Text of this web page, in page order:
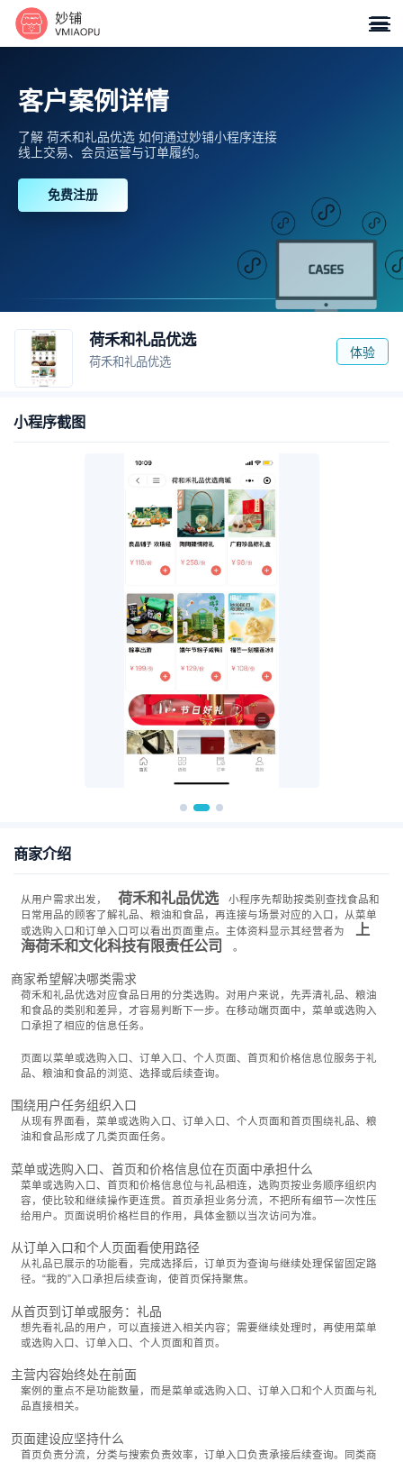

客户案例详情
了解 荷禾和礼品优选 如何通过妙铺小程序连接
线上交易、会员运营与订单履约。
免费注册
荷禾和礼品优选
荷禾和礼品优选
体验
小程序截图
商家介绍
从用户需求出发， 荷禾和礼品优选
小程序先帮助按类别查找食品和
日常用品的顾客了解礼品、粮油和食品，再连接与场景对应的入口，从菜单
或选购入口和订单入口可以看出页面重点。主体资料显示其经营者为
上
海荷禾和文化科技有限责任公司
。
商家希望解决哪类需求
荷禾和礼品优选对应食品日用的分类选购。对用户来说，先弄清礼品、粮油
和食品的类别和差异，才容易判断下一步。在移动端页面中，菜单或选购入
口承担了相应的信息任务。
页面以菜单或选购入口、订单入口、个人页面、首页和价格信息位服务于礼
品、粮油和食品的浏览、选择或后续查询。
围绕用户任务组织入口
从现有界面看，菜单或选购入口、订单入口、个人页面和首页围绕礼品、粮
油和食品形成了几类页面任务。
菜单或选购入口、首页和价格信息位在页面中承担什么
菜单或选购入口、首页和价格信息位与礼品相连，选购页按业务顺序组织内
容，使比较和继续操作更连贯。首页承担业务分流，不把所有细节一次性压
给用户。页面说明价格栏目的作用，具体金额以当次访问为准。
从订单入口和个人页面看使用路径
从礼品已展示的功能看，完成选择后，订单页为查询与继续处理保留固定路
径。“我的”入口承担后续查询，使首页保持聚焦。
从首页到订单或服务：礼品
想先看礼品的用户，可以直接进入相关内容；需要继续处理时，再使用菜单
或选购入口、订单入口、个人页面和首页。
主营内容始终处在前面
案例的重点不是功能数量，而是菜单或选购入口、订单入口和个人页面与礼
品直接相关。
页面建设应坚持什么
首页负责分流，分类与搜索负责效率，订单入口负责承接后续查询。同类商